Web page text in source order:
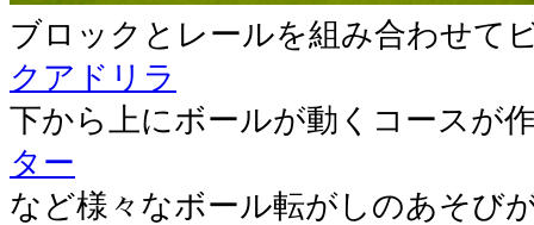
ブロックとレールを組み合わせて
クアドリラ
下から上にボールが動くコースが
ター
など様々なボール転がしのあそび